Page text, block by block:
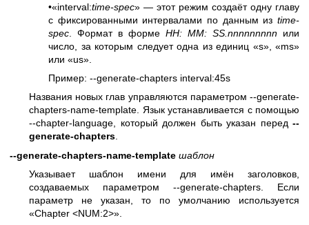
•«interval:time-spec» — этот режим создаёт одну главу
с фиксированными интервалами по данным из time-
spec . Формат в форме HH: MM: SS.nnnnnnnnn или
число, за которым следует одна из единиц «s», «ms»
или «us».
Пример: --generate-chapters interval:45s
Названия новых глав управляются параметром --generate-
chapters-name-template. Язык устанавливается с помощью
--chapter-language, который должен быть указан перед --
generate-chapters.
--generate-chapters-name-template шаблон
Указывает шаблон имени для имён заголовков,
создаваемых параметром --generate-chapters. Если
параметр не указан, то по умолчанию используется
«Chapter <NUM:2>».